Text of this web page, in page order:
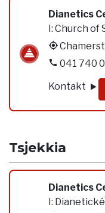
Dianetics
I: Church of
041 740
Kontakt
Tsjekkia
Dianetics
I: